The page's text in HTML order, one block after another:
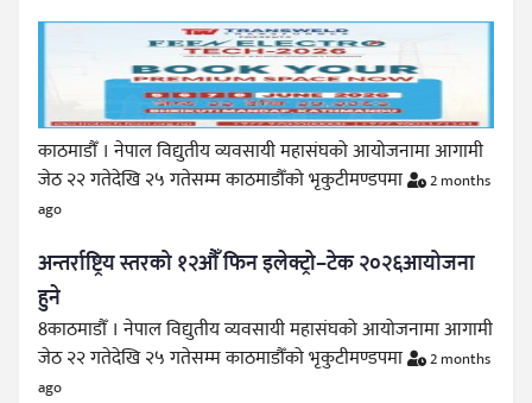
काठमाडौँ । नेपाल विद्युतीय व्यवसायी महासंघको आयोजनामा आगामी
जेठ २२ गतेदेखि २५ गतेसम्म काठमाडौँको भृकुटीमण्डपमा
2 months
ago
अन्तर्राष्ट्रिय स्तरको १२औँ फिन इलेक्ट्रो–टेक २०२६आयोजना
हुने
8काठमाडौँ । नेपाल विद्युतीय व्यवसायी महासंघको आयोजनामा आगामी
जेठ २२ गतेदेखि २५ गतेसम्म काठमाडौँको भृकुटीमण्डपमा
2 months
ago